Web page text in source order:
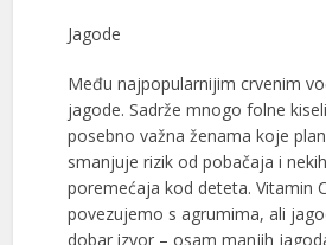
Jagode
Među najpopularnijim crvenim
jagode. Sadrže mnogo folne
posebno važna ženama koje
smanjuje rizik od pobačaja i
poremećaja kod deteta. Vitamin
povezujemo s agrumima, ali
dobar izvor – osam manjih